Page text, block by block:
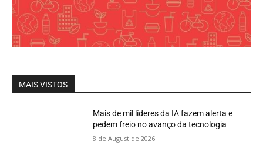
MAIS VISTOS
Mais de mil líderes da IA fazem alerta e
pedem freio no avanço da tecnologia
8 de August de 2026